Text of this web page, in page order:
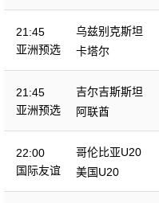
21:45
亚洲预选
乌兹别克斯坦
卡塔尔
21:45
亚洲预选
吉尔吉斯斯坦
阿联酋
22:00
国际友谊
哥伦比亚U20
美国U20